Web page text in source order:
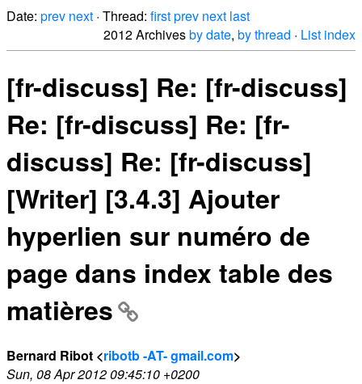
Date: prev next · Thread: firstprev next last
2012 Archivesby date, by thread · List index
[fr-discuss] Re: [fr-discuss]
Re: [fr-discuss] Re: [fr-
discuss] Re: [fr-discuss]
[Writer] [3.4.3] Ajouter
hyperlien sur numéro de
page dans index table des
matières
Bernard Ribot <ribotb -AT- gmail.com>
Sun, 08 Apr 2012 09:45:10 +0200